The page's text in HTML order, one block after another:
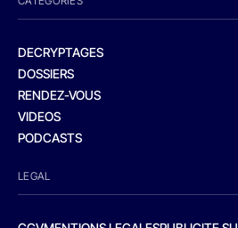
DECRYPTAGES
DOSSIERS
RENDEZ-VOUS
VIDEOS
PODCASTS
LEGAL